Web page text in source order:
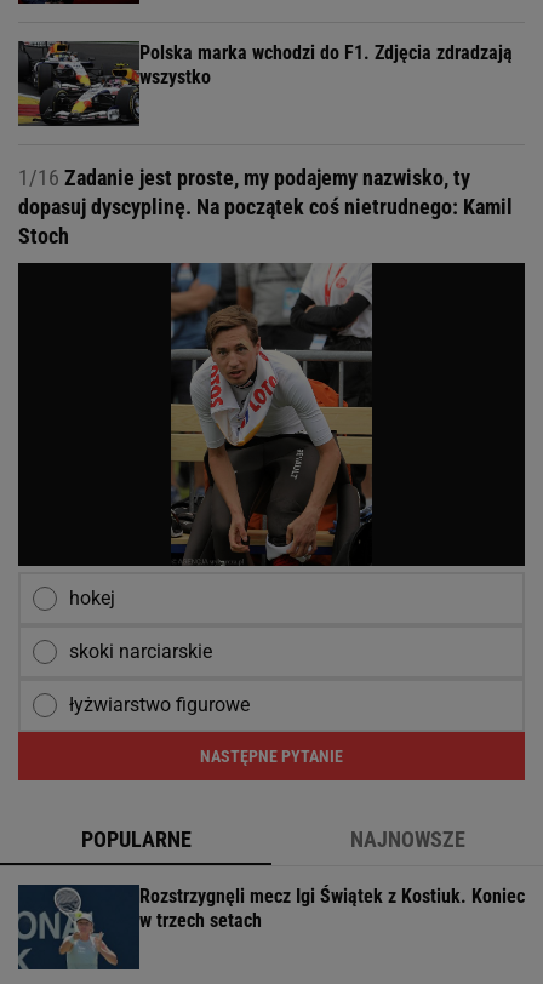
Polska marka wchodzi do F1. Zdjęcia zdradzają
wszystko
1/16 Zadanie jest proste, my podajemy nazwisko, ty
dopasuj dyscyplinę. Na początek coś nietrudnego: Kamil
Stoch
hokej
skoki narciarskie
łyżwiarstwo figurowe
NASTĘPNE PYTANIE
POPULARNE NAJNOWSZE
Rozstrzygnęli mecz Igi Świątek z Kostiuk. Koniec
w trzech setach